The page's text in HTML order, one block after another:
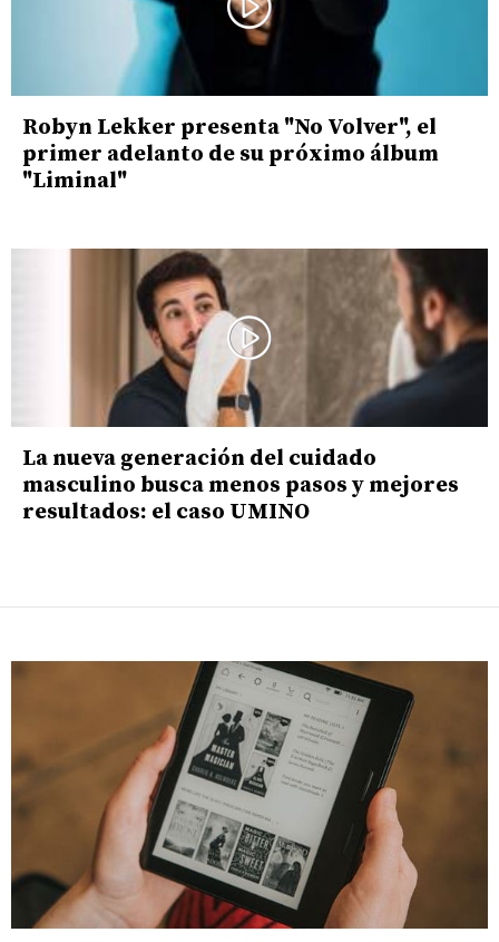
Robyn Lekker presenta "No Volver", el
primer adelanto de su próximo álbum
"Liminal"
La nueva generación del cuidado
masculino busca menos pasos y mejores
resultados: el caso UMINO